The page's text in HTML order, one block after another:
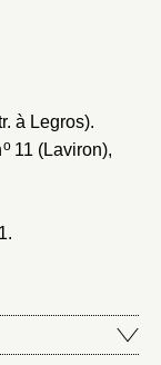
à Legros).
o11 (Laviron),